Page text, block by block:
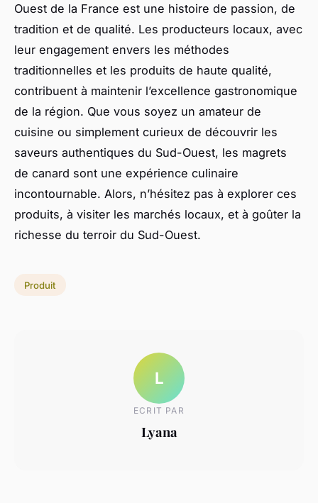
Ouest de la France est une histoire de passion, de
tradition et de qualité. Les producteurs locaux, avec
leur engagement envers les méthodes
traditionnelles et les produits de haute qualité,
contribuent à maintenir l’excellence gastronomique
de la région. Que vous soyez un amateur de
cuisine ou simplement curieux de découvrir les
saveurs authentiques du Sud-Ouest, les magrets
de canard sont une expérience culinaire
incontournable. Alors, n’hésitez pas à explorer ces
produits, à visiter les marchés locaux, et à goûter la
richesse du terroir du Sud-Ouest.
Produit
L
ECRIT PAR
Lyana